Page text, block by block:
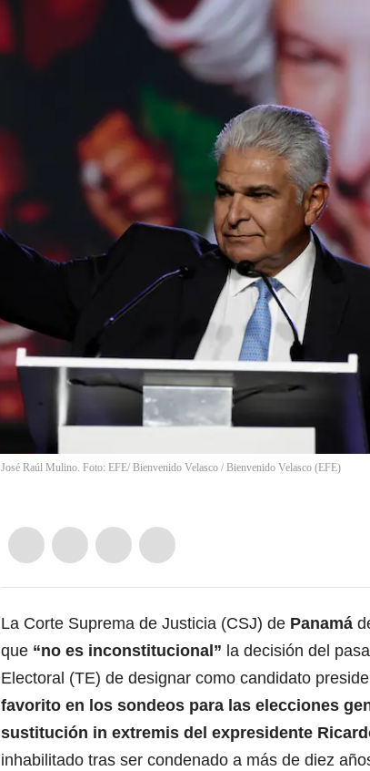
José Raúl Mulino. Foto: EFE/ Bienvenido Velasco / Bienvenido Velasco (EFE)
La Corte Suprema de Justicia (CSJ) de Panamá
que “no es inconstitucional” la decisión del
Electoral (TE) de designar como candidato
favorito en los sondeos para las elecciones
sustitución in extremis del expresidente
inhabilitado tras ser condenado a más de diez